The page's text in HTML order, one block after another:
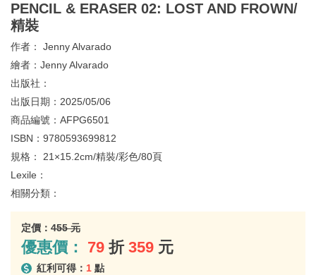
PENCIL & ERASER 02: LOST AND FROWN/
精裝
作者： Jenny Alvarado
繪者： Jenny Alvarado
出版社：
出版日期： 2025/05/06
商品編號： AFPG6501
ISBN： 9780593699812
規格： 21×15.2cm/精裝/彩色/80頁
Lexile：
相關分類：
定價： 455 元
優惠價： 79 折 359 元
紅利可得： 1 點